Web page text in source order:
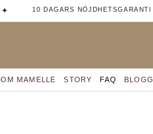
✦ 10 DAGARS NÖJDHETSGARANTI
OM MAMELLE STORY FAQ BLOGG